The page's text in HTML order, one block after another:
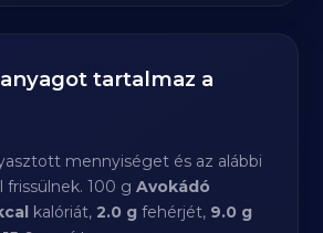
tartalmaz a
mennyiséget és az alábbi
frissülnek. 100 gAvokádó
kalóriát,2.0 g fehérjét, 9.0 g